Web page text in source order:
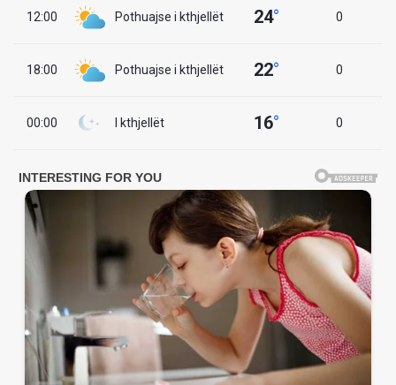
12:00 Pothuajse i kthjellët 24° 0
18:00 Pothuajse i kthjellët 22° 0
00:00 I kthjellët 16° 0